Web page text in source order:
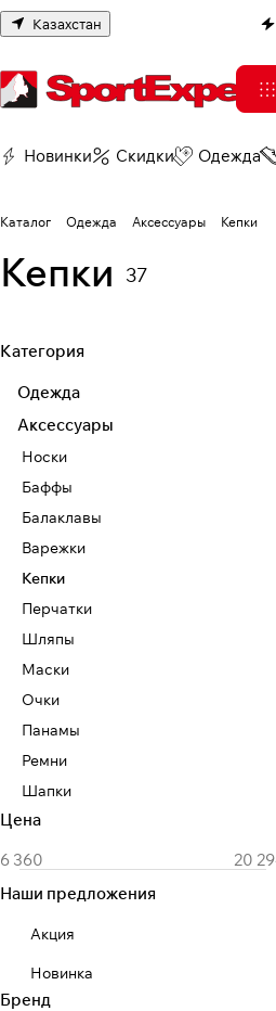
Казахстан
Новинки Скидки Одежда
Каталог Одежда Аксессуары Кепки
Кепки 37
Категория
Одежда
Аксессуары
Носки
Баффы
Балаклавы
Варежки
Кепки
Перчатки
Шляпы
Маски
Очки
Панамы
Ремни
Шапки
Цена
Наши предложения
Акция
Новинка
Бренд